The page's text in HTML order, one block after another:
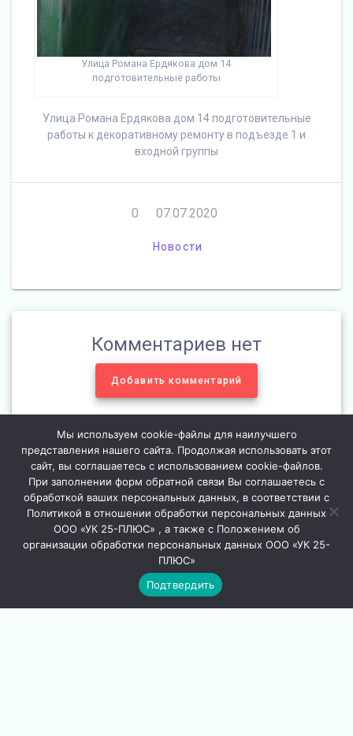
Улица Романа Ердякова дом 14
подготовительные работы
Улица Романа Ердякова дом 14 подготовительные
работы к декоративному ремонту в подъезде 1 и
входной группы
0 07.07.2020
Новости
Комментариев нет
Добавить комментарий
Навигация
по Предыдущий:Предыдущая
запись:
Улица
Конева дом 5(засыпка
глубоких ям )
Следующий:
Следующая запись
Мы используем cookie-файлы для наилучшего
представления нашего сайта. Продолжая использовать этот
сайт, вы соглашаетесь с использованием cookie-файлов.
При заполнении форм обратной связи Вы соглашаетесь с
обработкой ваших персональных данных, в соответствии с
Политикой в отношении обработки персональных данных
ООО «УК 25-ПЛЮС» , а также с Положением об
организации обработки персональных данных ООО «УК 25-
ПЛЮС»
Подтвердить